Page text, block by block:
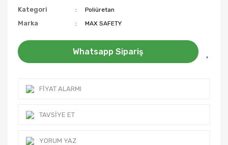
Kategori Poliüretan
Marka MAX SAFETY
Whatsapp Sipariş
FIYAT ALARMI
TAVSIYE ET
YORUM YAZ